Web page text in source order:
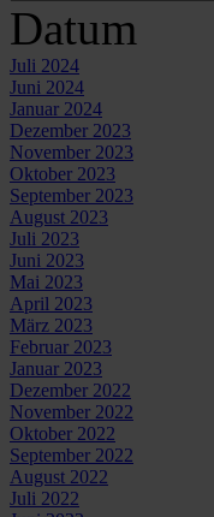
Datum
Juli 2024
Juni 2024
Januar 2024
Dezember 2023
November 2023
Oktober 2023
September 2023
August 2023
Juli 2023
Juni 2023
Mai 2023
April 2023
März 2023
Februar 2023
Januar 2023
Dezember 2022
November 2022
Oktober 2022
September 2022
August 2022
Juli 2022